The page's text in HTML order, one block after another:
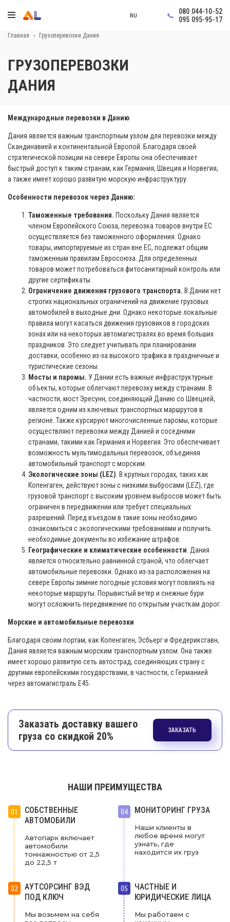
RU
080 044-10-52
095 095-95-17
Главная › Грузоперевозки Дания
ГРУЗОПЕРЕВОЗКИ
ДАНИЯ
Международные перевозки в Данию
Дания является важным транспортным узлом для перевозки между
Скандинавией и континентальной Европой. Благодаря своей
стратегической позиции на севере Европы она обеспечивает
быстрый доступ к таким странам, как Германия, Швеция и Норвегия,
а также имеет хорошо развитую морскую инфраструктуру.
Особенности перевозок через Данию:
Таможенные требования. Поскольку Дания является
членом Европейского Союза, перевозка товаров внутри ЕС
осуществляется без таможенного оформления. Однако
товары, импортируемые из стран вне ЕС, подлежат общим
таможенным правилам Евросоюза. Для определенных
товаров может потребоваться фитосанитарный контроль или
другие сертификаты.
Ограничение движения грузового транспорта. В Дании нет
строгих национальных ограничений на движение грузовых
автомобилей в выходные дни. Однако некоторые локальные
правила могут касаться движения грузовиков в городских
зонах или на некоторых автомагистралях во время больших
праздников. Это следует учитывать при планировании
доставки, особенно из-за высокого трафика в праздничные и
туристические сезоны.
Мосты и паромы. У Дании есть важные инфраструктурные
объекты, которые облегчают перевозку между странами. В
частности, мост Эресунн, соединяющий Данию со Швецией,
является одним из ключевых транспортных маршрутов в
регионе. Также курсируют многочисленные паромы, которые
осуществляют перевозки между Данией и соседними
странами, такими как Германия и Норвегия. Это обеспечивает
возможность мультимодальных перевозок, объединяя
автомобильный транспорт с морским.
Экологические зоны (LEZ) . В крупных городах, таких как
Копенгаген, действуют зоны с низкими выбросами (LEZ), где
грузовой транспорт с высоким уровнем выбросов может быть
ограничен в передвижении или требует специальных
разрешений. Перед въездом в такие зоны необходимо
ознакомиться с экологическими требованиями и получить
необходимые документы во избежание штрафов.
Географические и климатические особенности . Дания
является относительно равнинной страной, что облегчает
автомобильные перевозки. Однако из-за расположения на
севере Европы зимние погодные условия могут повлиять на
некоторые маршруты. Порывистый ветер и снежные бури
могут осложнить передвижение по открытым участкам дорог.
Морские и автомобильные перевозки
Благодаря своим портам, как Копенгаген, Эсбьерг и Фредериксгавн,
Дания является важным морским транспортным узлом. Она также
имеет хорошо развитую сеть автострад, соединяющих страну с
другими европейскими государствами, в частности, с Германией
через автомагистраль E45.
Заказать доставку вашего
груза со скидкой 20%
ЗАКАЗАТЬ
НАШИ ПРЕИМУЩЕСТВА
01
СОБСТВЕННЫЕ
АВТОМОБИЛИ
Автопарк включает
автомобили
тоннажностью от 2,5
до 22,5 т
05
ЧАСТНЫЕ И
ЮРИДИЧЕСКИЕ ЛИЦА
Мы работаем с
02
АУТСОРСИНГ ВЭД
ПОД КЛЮЧ
Мы возьмем на себя
04 МОНИТОРИНГ ГРУЗА
Наши клиенты в
любое время могут
узнать, где
находится их груз